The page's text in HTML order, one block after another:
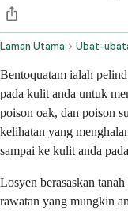
Laman Utama Ubat-
Bentoquatam ialah
pada kulit anda untuk
poison oak, dan poison
kelihatan yang
sampai ke kulit anda
Losyen berasaskan
rawatan yang mungkin